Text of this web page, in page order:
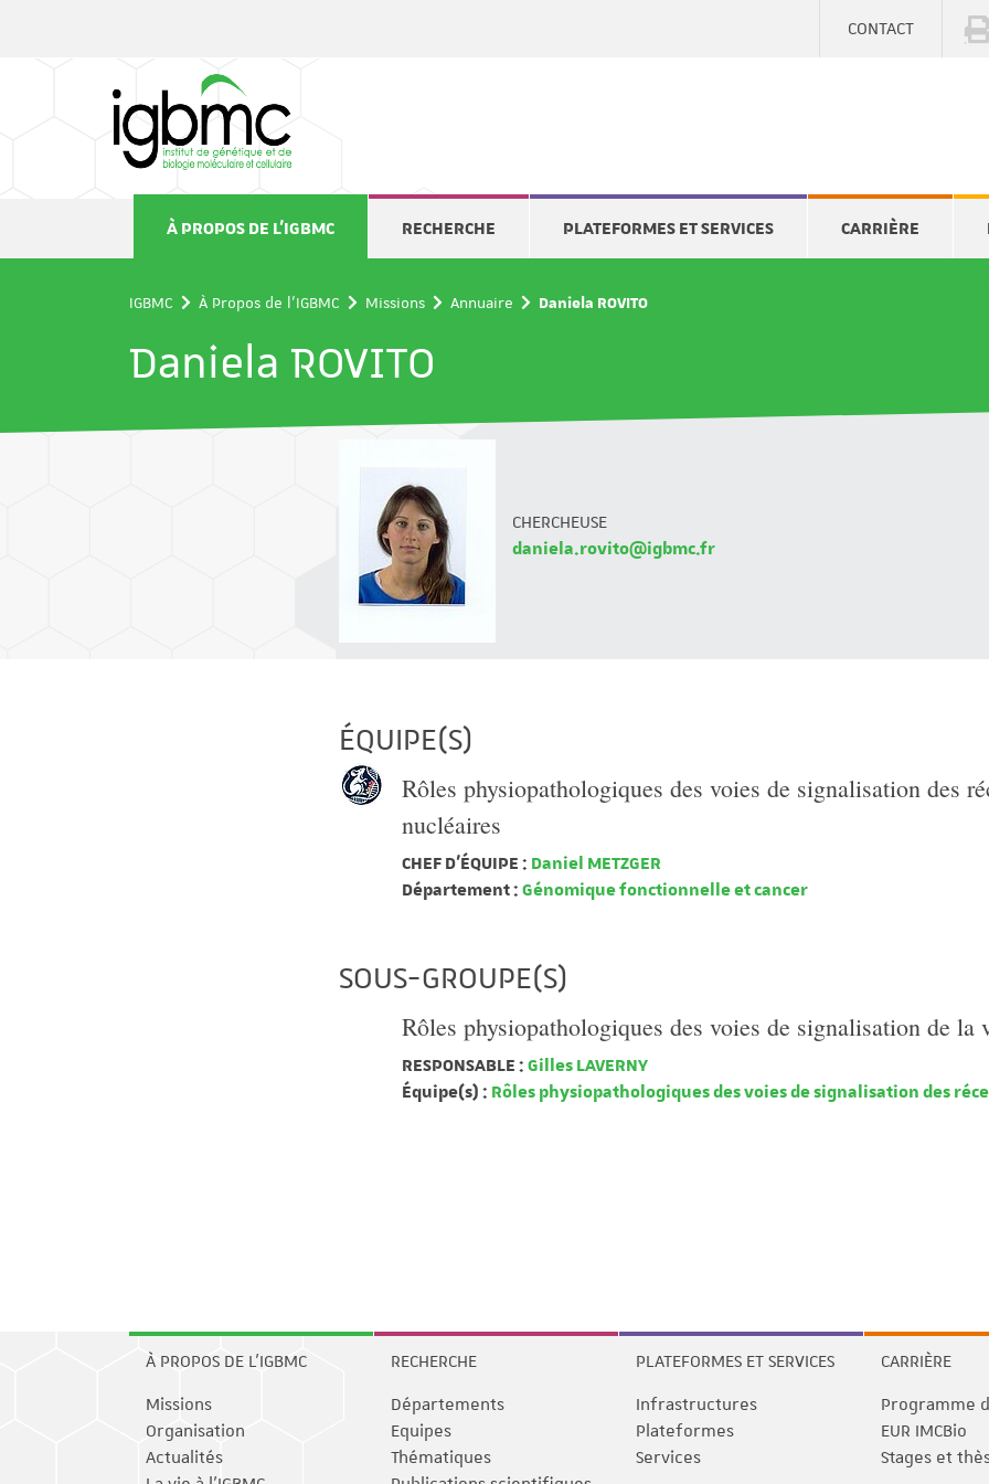
CONTACT
À PROPOS DE L'IGBMC RECHERCHE PLATEFORMES ET SERVICES CARRIÈRE
IGBMC À Propos de l'IGBMC Missions Annuaire Daniela ROVITO
Daniela ROVITO
CHERCHEUSE
daniela.rovito@igbmc.fr
ÉQUIPE(S)
Rôles physiopathologiques des voies de signalisation des
nucléaires
CHEF D'ÉQUIPE : Daniel METZGER
Département : Génomique fonctionnelle et cancer
SOUS-GROUPE(S)
Rôles physiopathologiques des voies de signalisation de la
RESPONSABLE : Gilles LAVERNY
Équipe(s) : Rôles physiopathologiques des voies de signalisation des
À PROPOS DE L'IGBMC
Missions
Organisation
Actualités
RECHERCHE
Départements
Equipes
Thématiques
PLATEFORMES ET SERVICES
Infrastructures
Plateformes
Services
CARRIÈRE
Programme
EUR IMCBio
Stages et